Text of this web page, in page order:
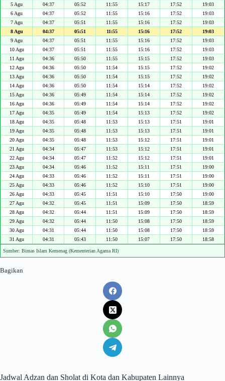
5 Agu
04:37 05:52 11:55 15:17 17:52
19:03
6 Agu
04:37 05:52 11:55 15:16 17:52
19:03
7 Agu
04:37 05:51 11:55 15:16 17:52
19:03
8 Agu
04:37 05:51 11:55 15:16 17:52
19:03
9 Agu
04:37 05:51 11:55 15:16 17:52
19:03
10 Agu
04:37 05:51 11:55 15:16 17:52
19:03
11 Agu
04:36 05:50 11:55 15:15 17:52
19:03
12 Agu
04:36 05:50 11:54 15:15 17:52
19:02
13 Agu
04:36 05:50 11:54 15:15 17:52
19:02
14 Agu
04:36 05:50 11:54 15:14 17:52
19:02
15 Agu
04:36 05:49 11:54 15:14 17:52
19:02
16 Agu
04:36 05:49 11:54 15:14 17:52
19:02
17 Agu
04:35 05:49 11:54 15:13 17:52
19:02
18 Agu
04:35 05:48 11:53 15:13 17:51
19:01
19 Agu
04:35 05:48 11:53 15:13 17:51
19:01
20 Agu
04:35 05:48 11:53 15:12 17:51
19:01
21 Agu
04:34 05:47 11:53 15:12 17:51
19:01
22 Agu
04:34 05:47 11:52 15:12 17:51
19:01
23 Agu
04:34 05:46 11:52 15:11 17:51
19:00
24 Agu
04:33 05:46 11:52 15:11 17:51
19:00
25 Agu
04:33 05:46 11:52 15:10 17:51
19:00
26 Agu
04:33 05:45 11:51 15:10 17:50
19:00
27 Agu
04:32 05:45 11:51 15:09 17:50
18:59
28 Agu
04:32 05:44 11:51 15:09 17:50
18:59
29 Agu
04:32 05:44 11:50 15:08 17:50
18:59
30 Agu
04:31 05:44 11:50 15:08 17:50
18:59
31 Agu
04:31 05:43 11:50 15:07 17:50 18:58
Sumber: Bimas Islam Kemenag (Kementerian Agama RI)
Bagikan
Jadwal Adzan dan Sholat di Kota dan Kabupaten Lainnya